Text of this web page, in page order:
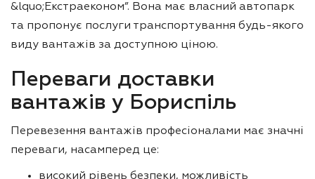
&lquo;Екстраеконом”. Вона має власний автопарк
та пропонує послуги транспортування будь-якого
виду вантажів за доступною ціною.
Переваги доставки
вантажів у Бориспіль
Перевезення вантажів професіоналами має значні
переваги, насамперед це:
високий рівень безпеки, можливість